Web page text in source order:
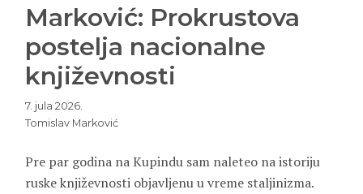
Marković: Prokrustova
postelja nacionalne
književnosti
7. jula 2026.
Tomislav Marković
Pre par godina na Kupindu sam naleteo na istoriju
ruske književnosti objavljenu u vreme staljinizma.